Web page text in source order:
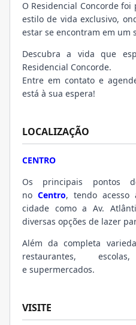
O Residencial Concorde
estilo de vida exclusivo,
estar se encontram em um
Descubra a vida que
Residencial Concorde.
Entre em contato e
está à sua espera!
LOCALIZAÇÃO
CENTRO
Os principais pontos
no Centro, tendo acesso
cidade como a Av.
diversas opções de lazer
Além da completa
restaurantes,
e supermercados.
VISITE